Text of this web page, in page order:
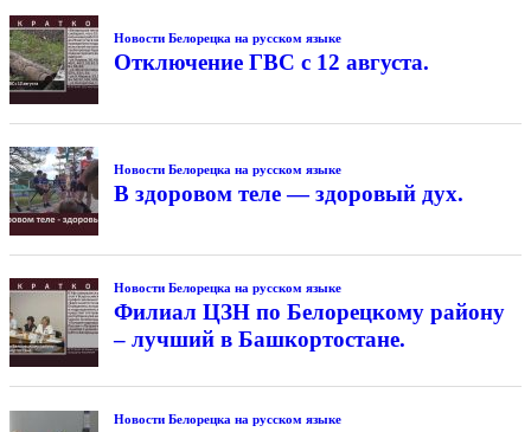
Новости Белорецка на русском языке
Отключение ГВС с 12 августа.
Новости Белорецка на русском языке
В здоровом теле — здоровый дух.
Новости Белорецка на русском языке
Филиал ЦЗН по Белорецкому району
– лучший в Башкортостане.
Новости Белорецка на русском языке